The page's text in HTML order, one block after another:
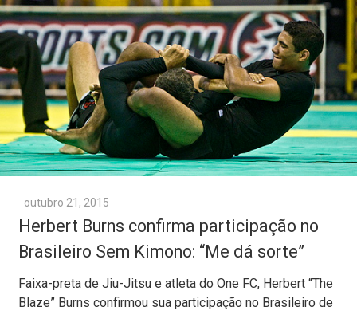
outubro 21, 2015
Herbert Burns confirma participação no
Brasileiro Sem Kimono: “Me dá sorte”
Faixa-preta de Jiu-Jitsu e atleta do One FC, Herbert “The
Blaze” Burns confirmou sua participação no Brasileiro de